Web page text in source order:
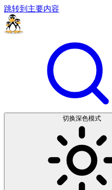
跳转到主要内容
切换深色模式